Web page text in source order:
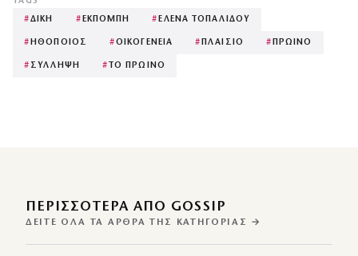
#ΔΙΚΗ # ΕΚΠΟΜΠΗ # ΕΛΕΝΑ ΤΟΠΑΛΙΔΟΥ
# ΗΘΟΠΟΙΟΣ #ΟΙΚΟΓΕΝΕΙΑ # ΠΛΑΙΣΙΟ # ΠΡΩΙΝΟ
# ΣΥΛΛΗΨΗ # ΤΟ ΠΡΩΙΝΟ
ΠΕΡΙΣΣΌΤΕΡΑ ΑΠΌ GOSSIP
ΔΕΊΤΕ ΌΛΑ ΤΑ ΆΡΘΡΑ ΤΗΣ ΚΑΤΗΓΟΡΊΑΣ →